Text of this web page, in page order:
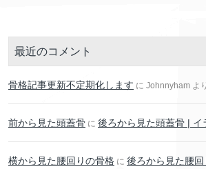
最近のコメント
骨格記事更新不定期化します に Johnnyham より
前から見た頭蓋骨 に 後ろから見た頭蓋骨 | イ
横から見た腰回りの骨格 に 後ろから見た腰